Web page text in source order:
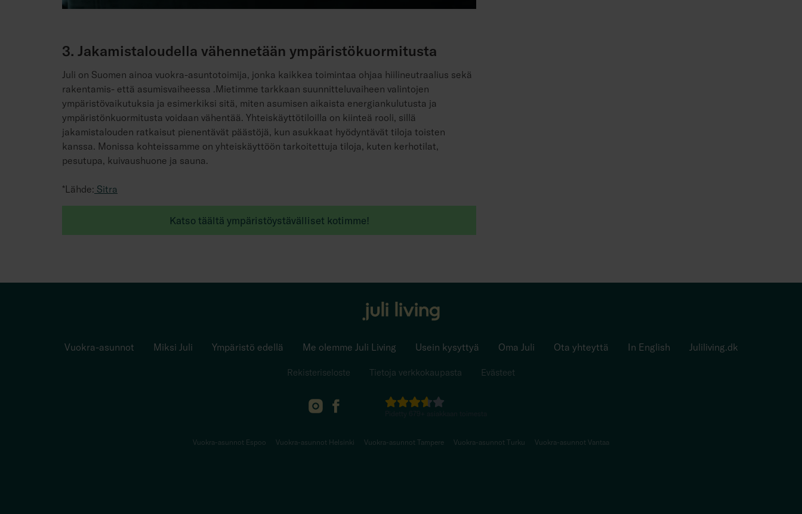
3. Jakamistaloudella vähennetään ympäristökuormitusta
Juli on Suomen ainoa vuokra-asuntotoimija, jonka kaikkea toimintaa ohjaa hiilineutraalius sekä
rakentamis- että asumisvaiheessa .Mietimme tarkkaan suunnitteluvaiheen valintojen
ympäristövaikutuksia ja esimerkiksi sitä, miten asumisen aikaista energiankulutusta ja
ympäristönkuormitusta voidaan vähentää. Yhteiskäyttötiloilla on kiinteä rooli, sillä
jakamistalouden ratkaisut pienentävät päästöjä, kun asukkaat hyödyntävät tiloja toisten
kanssa. Monissa kohteissamme on yhteiskäyttöön tarkoitettuja tiloja, kuten kerhotilat,
pesutupa, kuivaushuone ja sauna.
*Lähde: Sitra
Katso täältä ympäristöystävälliset kotimme!
Vuokra-asunnot Miksi Juli Ympäristö edellä Me olemme Juli Living Usein kysyttyä Oma Juli Ota yhteyttä In English Juliliving.dk
Rekisteriseloste Tietoja verkkokaupasta Evästeet
Vuokra-asunnot Espoo Vuokra-asunnot Helsinki Vuokra-asunnot Tampere Vuokra-asunnot Turku Vuokra-asunnot Vantaa